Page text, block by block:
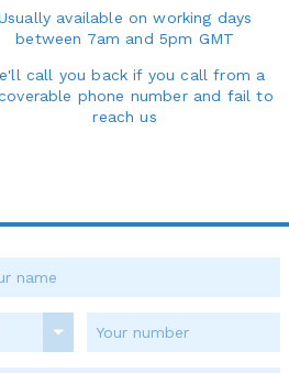
available on working days
between 7am and 5pm GMT
call you back if you call from a
phone number and fail to
reach us